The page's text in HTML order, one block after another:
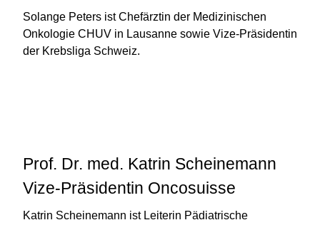
Solange Peters ist Chefärztin der Medizinischen
Onkologie CHUV in Lausanne sowie Vize-Präsidentin
der Krebsliga Schweiz.
Prof. Dr. med. Katrin Scheinemann
Vize-Präsidentin Oncosuisse
Katrin Scheinemann ist Leiterin Pädiatrische